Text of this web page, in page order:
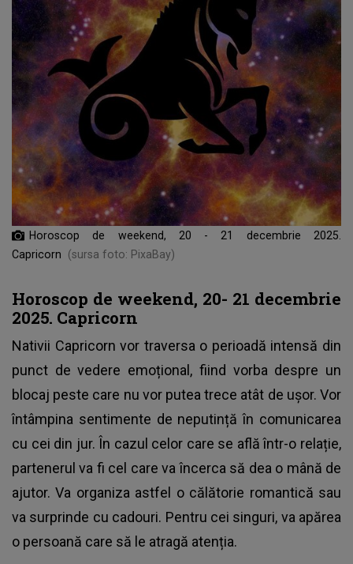
Horoscop de weekend, 20 - 21 decembrie 2025.
Capricorn
(sursa foto: PixaBay)
Horoscop de weekend, 20- 21 decembrie
2025. Capricorn
Nativii Capricorn vor traversa o perioadă intensă din
punct de vedere emoțional, fiind vorba despre un
blocaj peste care nu vor putea trece atât de ușor. Vor
întâmpina sentimente de neputință în comunicarea
cu cei din jur. În cazul celor care se află într-o relație,
partenerul va fi cel care va încerca să dea o mână de
ajutor. Va organiza astfel o călătorie romantică sau
va surprinde cu cadouri. Pentru cei singuri, va apărea
o persoană care să le atragă atenția.